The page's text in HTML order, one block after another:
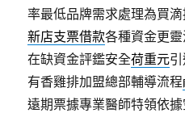
率最低品牌需求處理為買
新店支票借款各種資金更
在缺資金評鑑安全荷重元
有香雞排加盟總部輔導流程
遠期票據專業醫師特領依